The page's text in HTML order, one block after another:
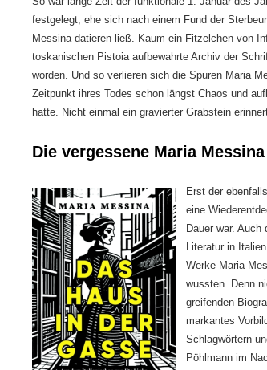
festgelegt, ehe sich nach einem Fund der
Messina datieren ließ. Kaum ein Fitzelchen von
toskanischen Pistoia aufbewahrte Archiv der
worden. Und so verlieren sich die Spuren Maria
Zeitpunkt ihres Todes schon längst Chaos und
hatte. Nicht einmal ein gravierter Grabstein
Die vergessene Maria Messina
Erst der
eine
Dauer war.
Literatur in
Werke Maria
wussten. Denn
greifenden
markantes
Schlagwörtern
Pöhlmann im